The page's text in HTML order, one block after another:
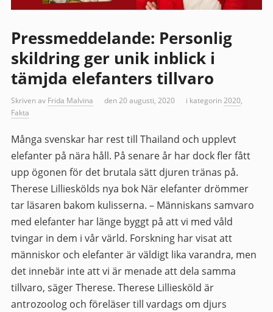
Pressmeddelande: Personlig
skildring ger unik inblick i
tämjda elefanters tillvaro
Skriven av Frida Malvina den 20 augusti, 2020 i kategorin2020,
Fakta
Många svenskar har rest till Thailand och upplevt
elefanter på nära håll. På senare år har dock fler fått
upp ögonen för det brutala sätt djuren tränas på.
Therese Lillieskölds nya bok När elefanter drömmer
tar läsaren bakom kulisserna. – Människans samvaro
med elefanter har länge byggt på att vi med våld
tvingar in dem i vår värld. Forskning har visat att
människor och elefanter är väldigt lika varandra, men
det innebär inte att vi är menade att dela samma
tillvaro, säger Therese. Therese Lilliesköld är
antrozoolog och föreläser till vardags om djurs